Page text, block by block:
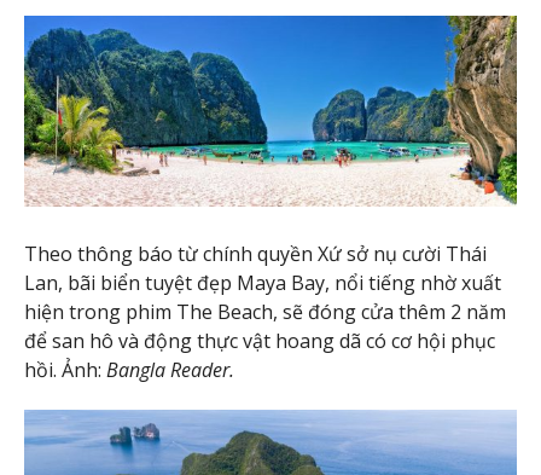
Theo thông báo từ chính quyền Xứ sở nụ cười Thái
Lan, bãi biển tuyệt đẹp Maya Bay, nổi tiếng nhờ xuất
hiện trong phim The Beach, sẽ đóng cửa thêm 2 năm
để san hô và động thực vật hoang dã có cơ hội phục
hồi. Ảnh: Bangla Reader.